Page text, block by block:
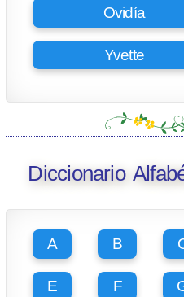
Ovidía
Yvette
Diccionario
A B
E F